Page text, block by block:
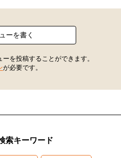
ーを書く
を投稿することができます。
が必要です。
索キーワード